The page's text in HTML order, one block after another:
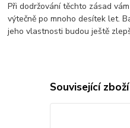
Při dodržování těchto zásad
výtečně po mnoho desítek let.
jeho vlastnosti budou ještě
Související zboží